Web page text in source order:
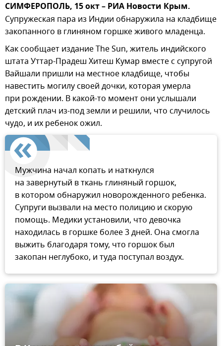
СИМФЕРОПОЛЬ, 15 окт – РИА Новости Крым.
Супружеская пара из Индии обнаружила на кладбище
закопанного в глиняном горшке живого младенца.
Как сообщает издание The Sun, житель индийского
штата Уттар-Прадеш Хитеш Кумар вместе с супругой
Вайшали пришли на местное кладбище, чтобы
навестить могилу своей дочки, которая умерла
при рождении. В какой-то момент они услышали
детский плач из-под земли и решили, что случилось
чудо, и их ребенок ожил.
Мужчина начал копать и наткнулся
на завернутый в ткань глиняный горшок,
в котором обнаружил новорожденного ребенка.
Супруги вызвали на место полицию и скорую
помощь. Медики установили, что девочка
находилась в горшке более 3 дней. Она смогла
выжить благодаря тому, что горшок был
закопан неглубоко, и туда поступал воздух.